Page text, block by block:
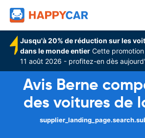
Jusqu'à 20% de réduction sur les
dans le monde entier Cette
11 août 2026 - profitez-en dès
Avis Berne
des voitures de